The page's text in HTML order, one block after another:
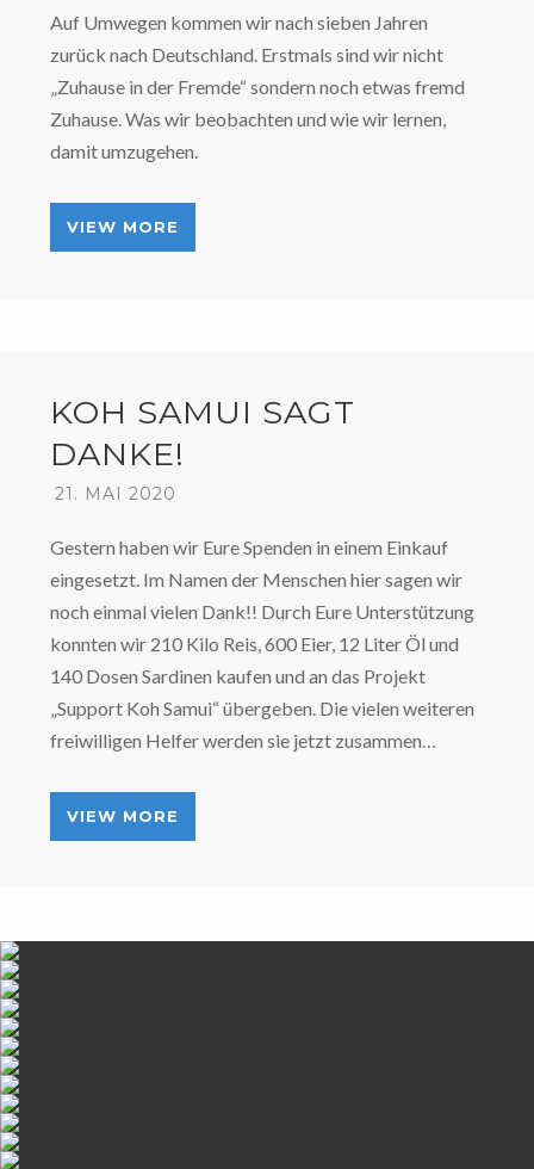
Auf Umwegen kommen wir nach sieben Jahren
zurück nach Deutschland. Erstmals sind wir nicht
„Zuhause in der Fremde“ sondern noch etwas fremd
Zuhause. Was wir beobachten und wie wir lernen,
damit umzugehen.
VIEW MORE
KOH SAMUI SAGT
DANKE!
21. MAI 2020
Gestern haben wir Eure Spenden in einem Einkauf
eingesetzt. Im Namen der Menschen hier sagen wir
noch einmal vielen Dank!! Durch Eure Unterstützung
konnten wir 210 Kilo Reis, 600 Eier, 12 Liter Öl und
140 Dosen Sardinen kaufen und an das Projekt
„Support Koh Samui“ übergeben. Die vielen weiteren
freiwilligen Helfer werden sie jetzt zusammen…
VIEW MORE